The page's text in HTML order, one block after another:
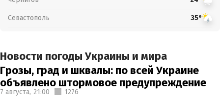
Севастополь 35°
Новости погоды Украины и мира
Грозы, град и шквалы: по всей Украине
объявлено штормовое предупреждение
7 августа, 21:00 1276